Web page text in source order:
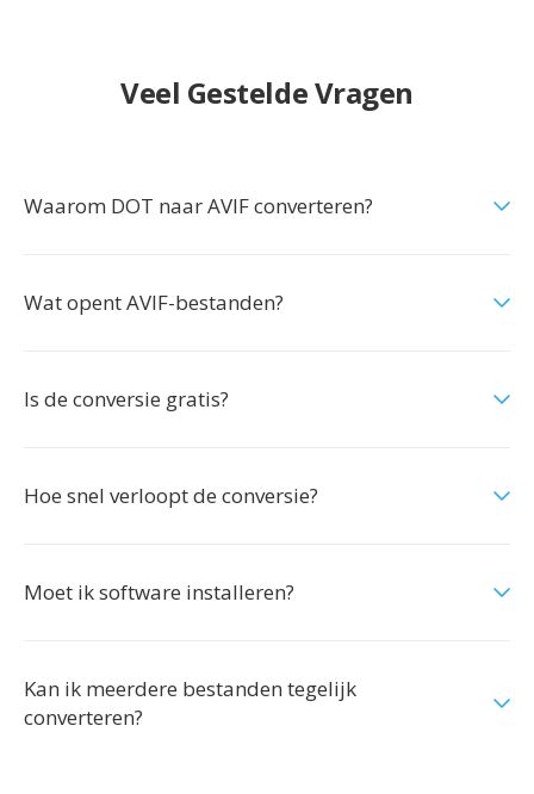
Veel Gestelde Vragen
Waarom DOT naar AVIF converteren?
Wat opent AVIF-bestanden?
Is de conversie gratis?
Hoe snel verloopt de conversie?
Moet ik software installeren?
Kan ik meerdere bestanden tegelijk
converteren?